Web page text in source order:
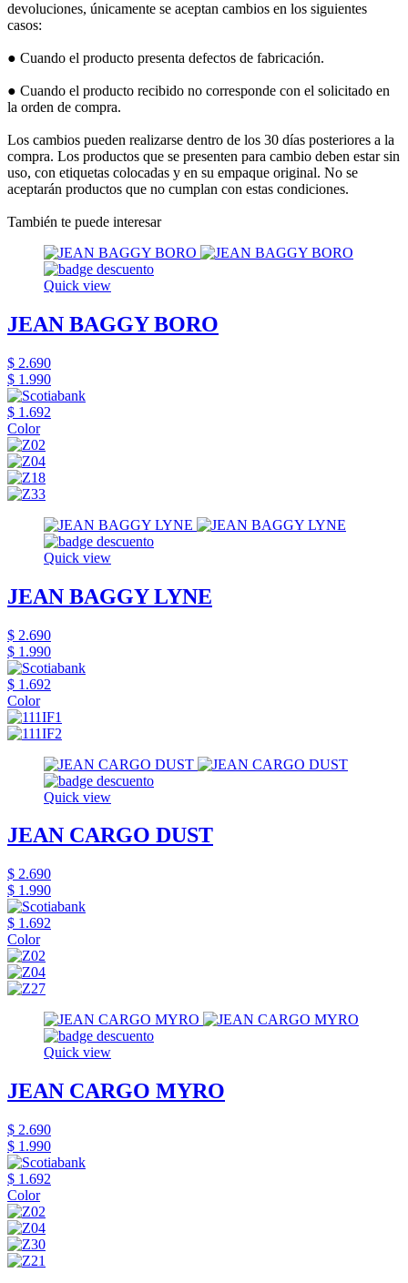
devoluciones, únicamente se aceptan cambios en los siguientes
casos:
● Cuando el producto presenta defectos de fabricación.
● Cuando el producto recibido no corresponde con el solicitado en
la orden de compra.
Los cambios pueden realizarse dentro de los 30 días posteriores a la
compra. Los productos que se presenten para cambio deben estar sin
uso, con etiquetas colocadas y en su empaque original. No se
aceptarán productos que no cumplan con estas condiciones.
También te puede interesar
Quick view
JEAN BAGGY BORO
$ 2.690
$ 1.990
$ 1.692
Color
Quick view
JEAN BAGGY LYNE
$ 2.690
$ 1.990
$ 1.692
Color
Quick view
JEAN CARGO DUST
$ 2.690
$ 1.990
$ 1.692
Color
Quick view
JEAN CARGO MYRO
$ 2.690
$ 1.990
$ 1.692
Color